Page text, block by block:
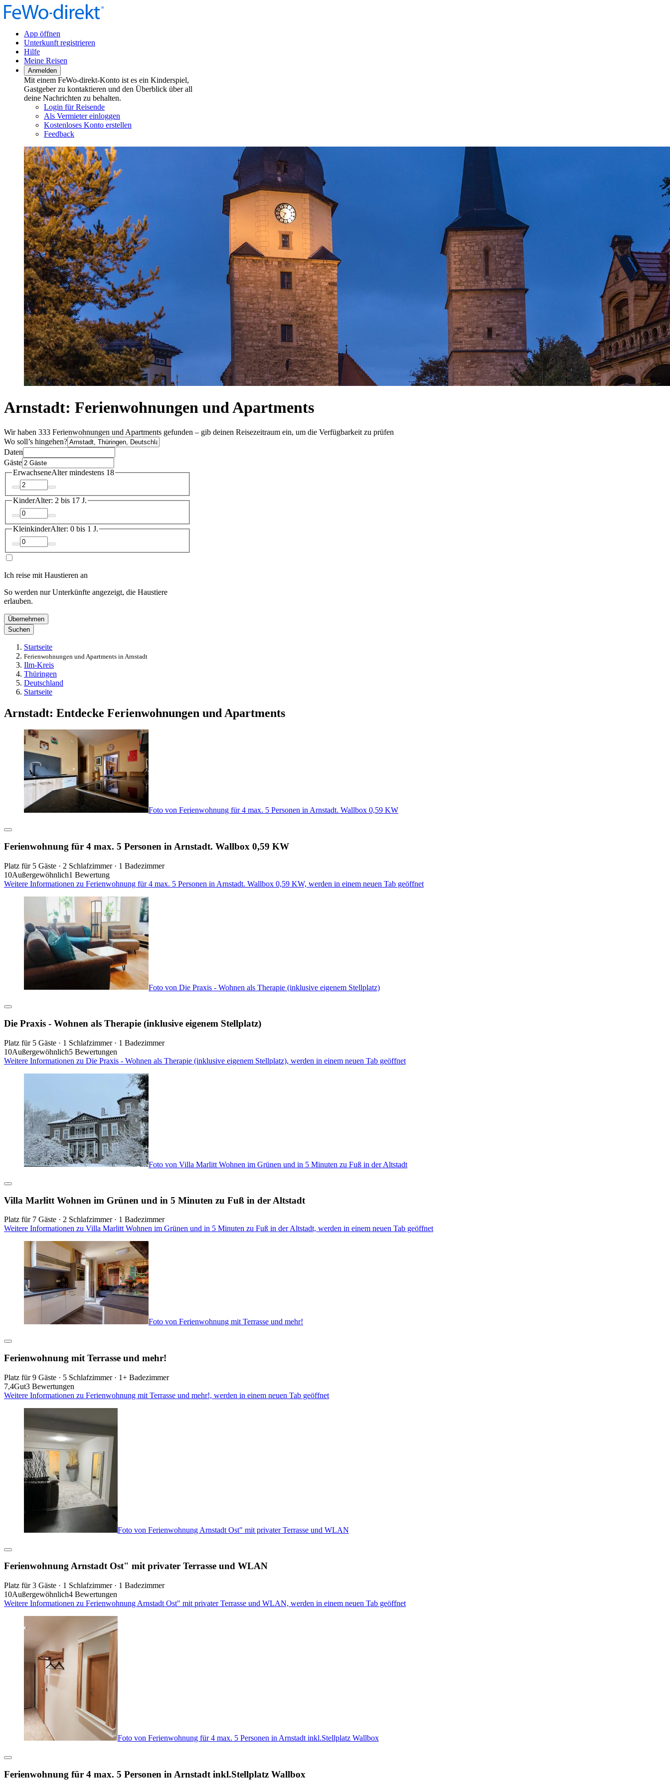
App öffnen
Unterkunft registrieren
Hilfe
Meine Reisen
Anmelden
Mit einem FeWo-direkt-Konto ist es ein Kinderspiel,
Gastgeber zu kontaktieren und den Überblick über all
deine Nachrichten zu behalten.
Login für Reisende
Als Vermieter einloggen
Kostenloses Konto erstellen
Feedback
Arnstadt: Ferienwohnungen und Apartments
Wir haben 333 Ferienwohnungen und Apartments gefunden – gib deinen Reisezeitraum ein, um die Verfügbarkeit zu prüfen
Wo soll’s hingehen?
Daten
Gäste
ErwachseneAlter mindestens 18
KinderAlter: 2 bis 17 J.
KleinkinderAlter: 0 bis 1 J.
Ich reise mit Haustieren an
So werden nur Unterkünfte angezeigt, die Haustiere
erlauben.
Übernehmen
Suchen
Startseite
Ferienwohnungen und Apartments in Arnstadt
Ilm-Kreis
Thüringen
Deutschland
Startseite
Arnstadt: Entdecke Ferienwohnungen und Apartments
Foto von Ferienwohnung für 4 max. 5 Personen in Arnstadt. Wallbox 0,59 KW
Ferienwohnung für 4 max. 5 Personen in Arnstadt. Wallbox 0,59 KW
Platz für 5 Gäste · 2 Schlafzimmer · 1 Badezimmer
10Außergewöhnlich1 Bewertung
Weitere Informationen zu Ferienwohnung für 4 max. 5 Personen in Arnstadt. Wallbox 0,59 KW, werden in einem neuen Tab geöffnet
Foto von Die Praxis - Wohnen als Therapie (inklusive eigenem Stellplatz)
Die Praxis - Wohnen als Therapie (inklusive eigenem Stellplatz)
Platz für 5 Gäste · 1 Schlafzimmer · 1 Badezimmer
10Außergewöhnlich5 Bewertungen
Weitere Informationen zu Die Praxis - Wohnen als Therapie (inklusive eigenem Stellplatz), werden in einem neuen Tab geöffnet
Foto von Villa Marlitt Wohnen im Grünen und in 5 Minuten zu Fuß in der Altstadt
Villa Marlitt Wohnen im Grünen und in 5 Minuten zu Fuß in der Altstadt
Platz für 7 Gäste · 2 Schlafzimmer · 1 Badezimmer
Weitere Informationen zu Villa Marlitt Wohnen im Grünen und in 5 Minuten zu Fuß in der Altstadt, werden in einem neuen Tab geöffnet
Foto von Ferienwohnung mit Terrasse und mehr!
Ferienwohnung mit Terrasse und mehr!
Platz für 9 Gäste · 5 Schlafzimmer · 1+ Badezimmer
7,4Gut3 Bewertungen
Weitere Informationen zu Ferienwohnung mit Terrasse und mehr!, werden in einem neuen Tab geöffnet
Foto von Ferienwohnung Arnstadt Ost" mit privater Terrasse und WLAN
Ferienwohnung Arnstadt Ost" mit privater Terrasse und WLAN
Platz für 3 Gäste · 1 Schlafzimmer · 1 Badezimmer
10Außergewöhnlich4 Bewertungen
Weitere Informationen zu Ferienwohnung Arnstadt Ost" mit privater Terrasse und WLAN, werden in einem neuen Tab geöffnet
Foto von Ferienwohnung für 4 max. 5 Personen in Arnstadt inkl.Stellplatz Wallbox
Ferienwohnung für 4 max. 5 Personen in Arnstadt inkl.Stellplatz Wallbox